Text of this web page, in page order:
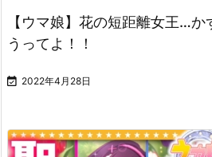
【ウマ娘】花の短距離女王…
うってよ！！
 2022年4月28日